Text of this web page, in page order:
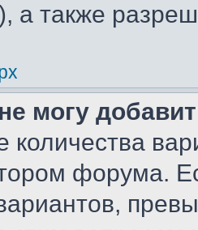
а также
могу
количества
форума.